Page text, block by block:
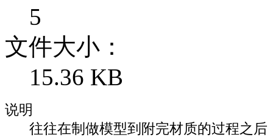
5
文件大小：
15.36 KB
说明
往往在制做模型到附完材质的过程之后